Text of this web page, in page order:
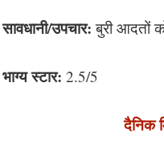
सावधानी/उपचार: बुरी आदतों
भाग्य स्टार: 2.5/5
दैनिक